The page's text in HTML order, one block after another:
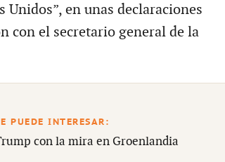
Unidos”, en unas declaraciones
con el secretario general de la
con la mira en Groenlandia